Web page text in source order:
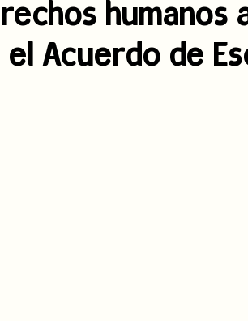
Observatorio de consulta previa
humanos
el Acuerdo de